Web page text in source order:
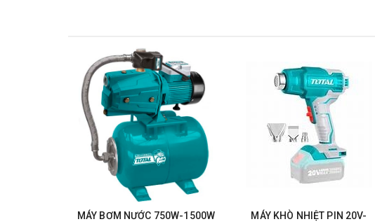
MÁY BƠM NƯỚC 750W-1500W
MÁY KHÒ NHIỆT PIN 20V-